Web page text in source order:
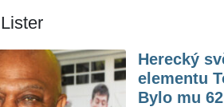
Herecký
elementu
Bylo mu